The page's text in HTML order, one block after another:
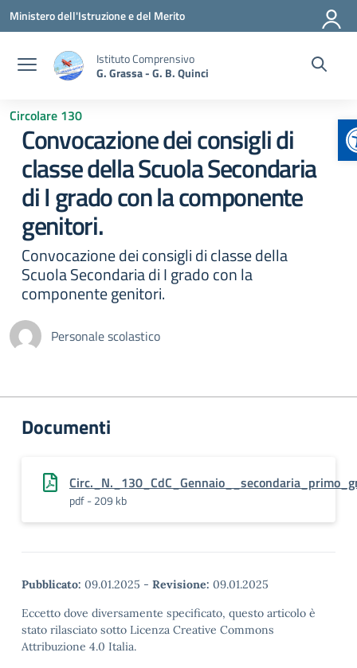
Vai ai contenuti
Vai al menu di navigazione
Vai al footer
Ministero dell'Istruzione e del Merito
Istituto Comprensivo
G. Grassa - G. B. Quinci
Circolare 130
Convocazione dei consigli di
classe della Scuola Secondaria
di I grado con la componente
genitori.
Convocazione dei consigli di classe della
Scuola Secondaria di I grado con la
componente genitori.
Personale scolastico
Documenti
pdf - 209 kb
Pubblicato: 09.01.2025 - Revisione: 09.01.2025
Eccetto dove diversamente specificato, questo articolo è
stato rilasciato sotto Licenza Creative Commons
Attribuzione 4.0 Italia.